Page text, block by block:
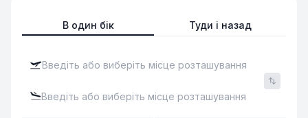
В один бік Туди і назад